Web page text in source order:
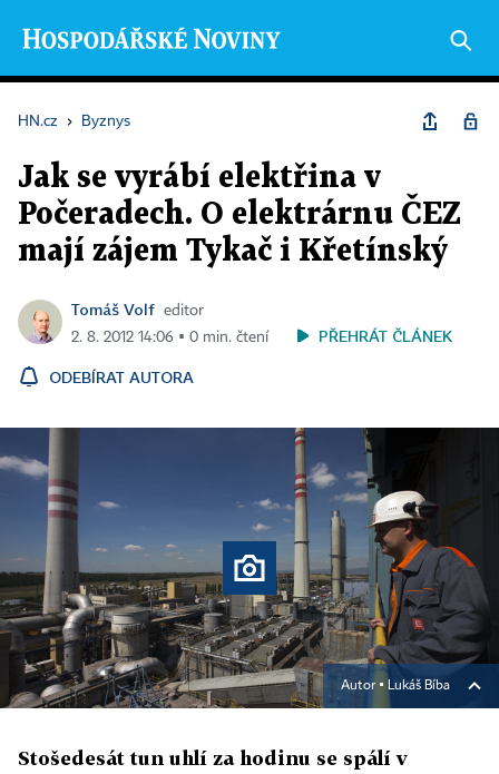
HN.cz › Byznys
Jak se vyrábí elektřina v
Počeradech. O elektrárnu ČEZ
mají zájem Tykač i Křetínský
Tomáš Volf editor
2. 8. 2012 14:06 ▪ 0 min. čtení
PŘEHRÁT ČLÁNEK
ODEBÍRAT AUTORA
Autor ▪ Lukáš Bíba
Stošedesát tun uhlí za hodinu se spálí v